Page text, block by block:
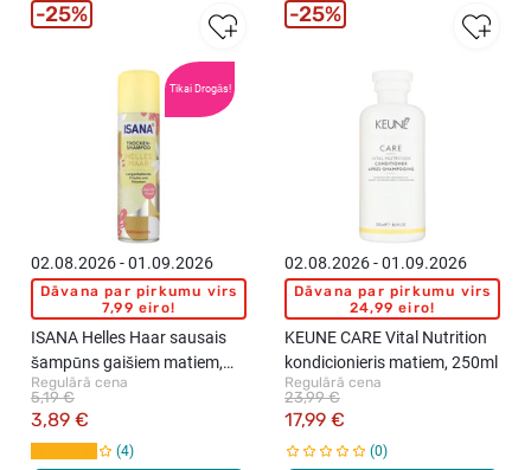
Tikai Drogās!
02.08.2026 - 01.09.2026
Dāvana par pirkumu virs
7,99 eiro!
ISANA Helles Haar sausais
šampūns gaišiem matiem,
200ml
Regulārā cena
3,89 €
5,19 €
4
25%
02.08.2026 - 01.09.2026
Dāvana par pirkumu virs
24,99 eiro!
KEUNE CARE Vital Nutrition
kondicionieris matiem, 250ml
Regulārā cena
17,99 €
23,99 €
0
25%